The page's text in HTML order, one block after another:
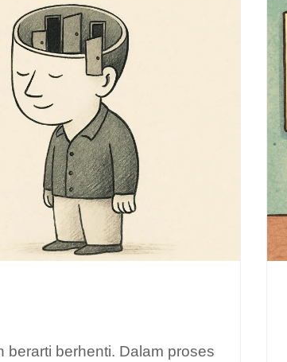
berarti berhenti. Dalam proses